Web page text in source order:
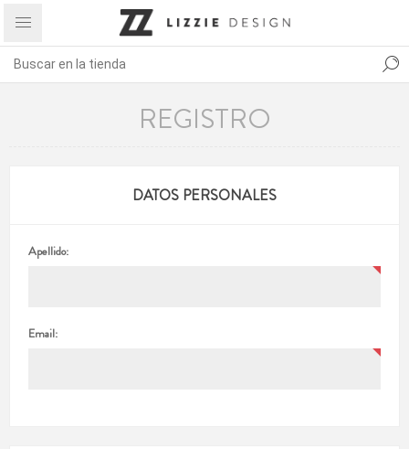
REGISTRO
DATOS PERSONALES
Apellido:
Email: